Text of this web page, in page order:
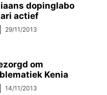
dopinglabo
actief
29/11/2013
om
Kenia
14/11/2013